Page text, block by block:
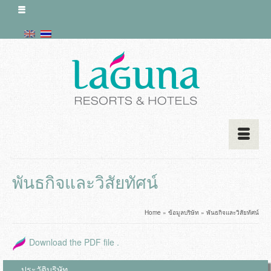
พันธกิจและวิสัยทัศน์
Home » ข้อมูลบริษัท » พันธกิจและวิสัยทัศน์
Download the PDF file .